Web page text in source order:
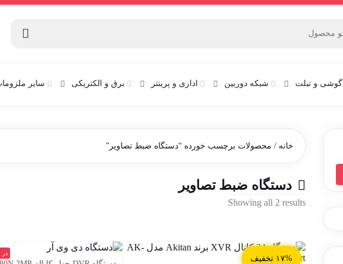
گوشی و تبلت شبکه دوربین اداری و پرینتر برق و الکتریکی سایر
خانه / محصولات برچسب خورده “دستگاه ضبط تصاویر”
دستگاه ضبط تصاویر
Showing all 2 results
۱۷% تخفیف
در